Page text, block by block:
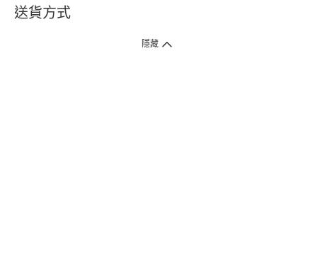
送貨方式
1. 送貨到府（受衛生署條例規管產品除外 ）
隱藏